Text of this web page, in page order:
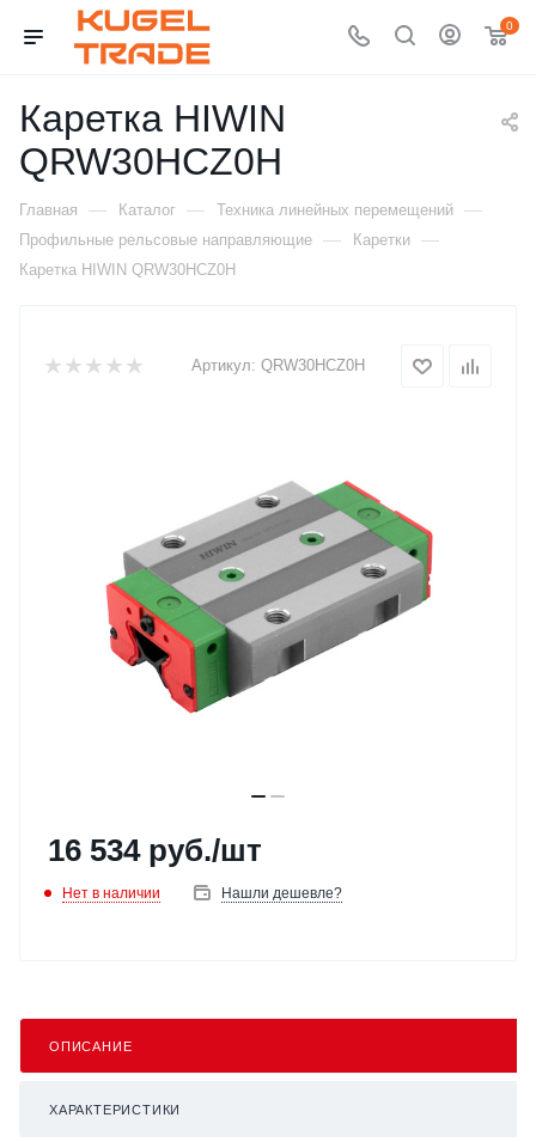
0
Каретка HIWIN
QRW30HCZ0H
Главная — Каталог — Техника линейных перемещений —
Профильные рельсовые направляющие — Каретки —
Каретка HIWIN QRW30HCZ0H
Артикул: QRW30HCZ0H
16 534руб./шт
Нет в наличии Нашли дешевле?
ОПИСАНИЕ
ХАРАКТЕРИСТИКИ